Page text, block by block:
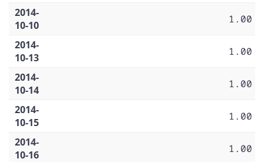
2014-
10-10
1.00
2014-
10-13
1.00
2014-
10-14
1.00
2014-
10-15
1.00
2014-
10-16
1.00